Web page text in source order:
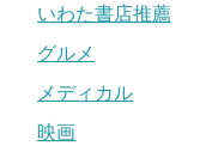
いわた書店推薦
グルメ
メディカル
映画